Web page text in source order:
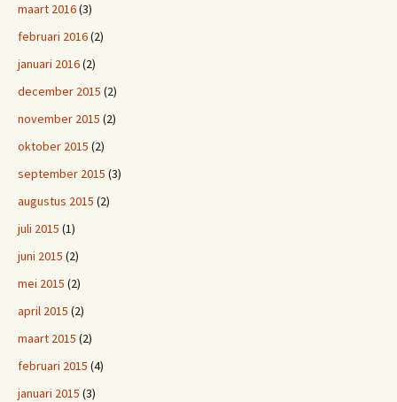
maart 2016(3)
februari 2016(2)
januari 2016(2)
december 2015 (2)
november 2015 (2)
oktober 2015 (2)
september 2015 (3)
augustus 2015 (2)
juli 2015 (1)
juni 2015 (2)
mei 2015 (2)
april 2015 (2)
maart 2015 (2)
februari 2015 (4)
januari 2015 (3)